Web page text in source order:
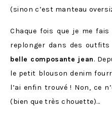
(sinon c’est manteau
Chaque fois que je me
replonger dans des
belle composante jean.
le petit blouson denim
l’ai enfin trouvé ! Non, ce
(bien que très chouette)…